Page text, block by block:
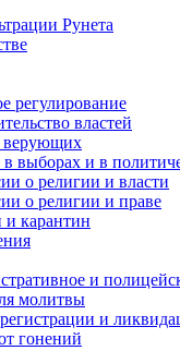
Рунета
регулирование
властей
верующих
в выборах и в
о религии и власти
о религии и праве
и карантин
и
молитвы
и
гонений